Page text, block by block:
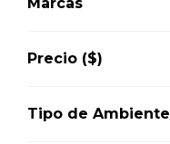
Precio ($)
Tipo de Ambiente